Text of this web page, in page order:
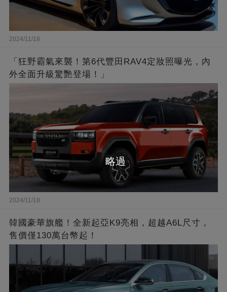
2024/11/18
「狂野霸氣來襲！第6代豐田RAV4定妝照曝光，內
外全面升級驚艷登場！」
2024/11/18
韓國豪華旗艦！全新起亞K9亮相，超越A6L尺寸，
售價僅130萬台幣起！
略過